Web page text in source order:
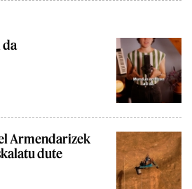
da
Armendarizek
dute